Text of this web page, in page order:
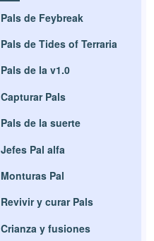
Pals de Feybreak
Pals de Tides of Terraria
Pals de la v1.0
Capturar Pals
Pals de la suerte
Jefes Pal alfa
Monturas Pal
Revivir y curar Pals
Crianza y fusiones